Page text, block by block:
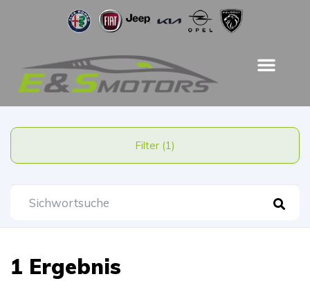
Filter (1)
1 Ergebnis